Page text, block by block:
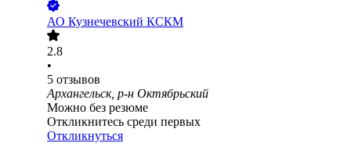
АО Кузнечевский КСКМ
2.8
•
5 отзывов
Архангельск, р-н Октябрьский
Можно без резюме
Откликнитесь среди первых
Откликнуться